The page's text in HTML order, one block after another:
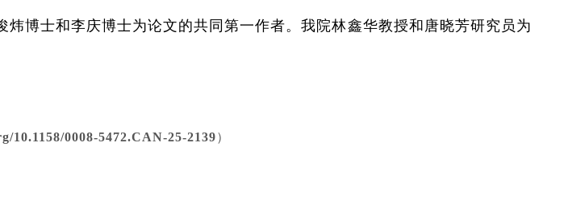
炜博士和李庆博士为论文的共同第一作者。我院林鑫华教授和唐晓芳研究员为
10.1158/0008-5472.CAN-25-2139）